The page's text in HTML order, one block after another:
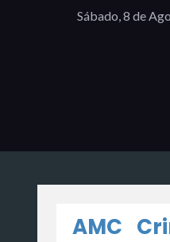
Sábado, 8 de
AMC